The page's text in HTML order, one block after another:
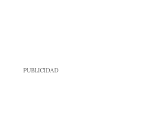
PUBLICIDAD